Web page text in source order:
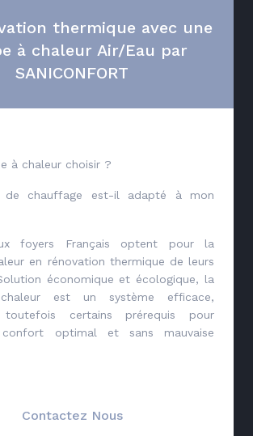
thermique avec une
à chaleur Air/Eau par
SANICONFORT
à chaleur choisir ?
de chauffage est-il adapté à mon
foyers Français optent pour la
en rénovation thermique de leurs
économique et écologique, la
est un système efficace,
toutefois certains prérequis pour
optimal et sans mauvaise
Contactez Nous